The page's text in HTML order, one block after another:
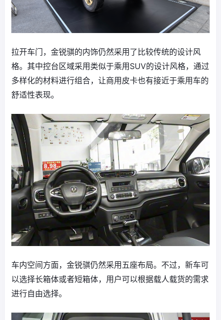
拉开车门，金锐骐的内饰仍然采用了比较传统的设计风
格。其中控台区域采用类似于乘用SUV的设计风格，通过
多样化的材料进行组合，让商用皮卡也有接近于乘用车的
舒适性表现。
车内空间方面，金锐骐仍然采用五座布局。不过，新车可
以选择长箱体或者短箱体，用户可以根据载人载货的需求
进行自由选择。